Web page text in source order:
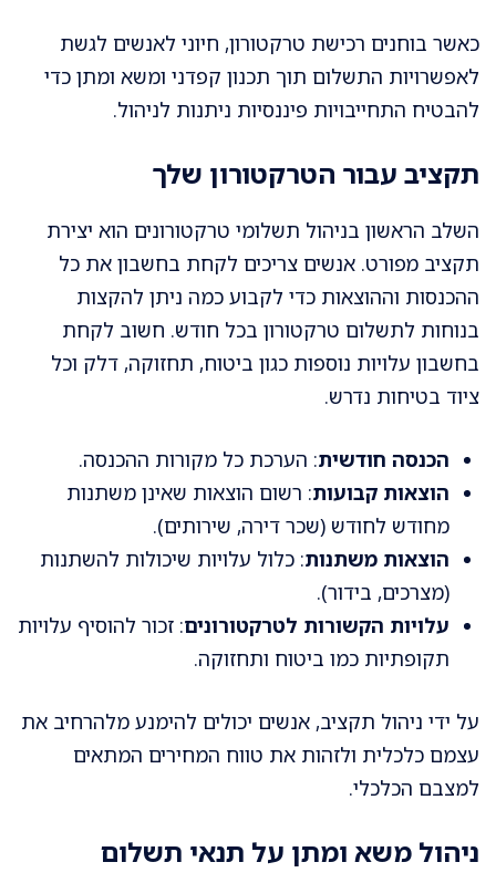
כאשר בוחנים רכישת טרקטורון, חיוני לאנשים לגשת
לאפשרויות התשלום תוך תכנון קפדני ומשא ומתן כדי
להבטיח התחייבויות פיננסיות ניתנות לניהול.
תקציב עבור הטרקטורון שלך
השלב הראשון בניהול תשלומי טרקטורונים הוא יצירת
תקציב מפורט. אנשים צריכים לקחת בחשבון את כל
ההכנסות וההוצאות כדי לקבוע כמה ניתן להקצות
בנוחות לתשלום טרקטורון בכל חודש. חשוב לקחת
בחשבון עלויות נוספות כגון ביטוח, תחזוקה, דלק וכל
ציוד בטיחות נדרש.
הכנסה חודשית: הערכת כל מקורות ההכנסה.
הוצאות קבועות: רשום הוצאות שאינן משתנות
מחודש לחודש (שכר דירה, שירותים).
הוצאות משתנות: כלול עלויות שיכולות להשתנות
(מצרכים, בידור).
עלויות הקשורות לטרקטורונים: זכור להוסיף עלויות
תקופתיות כמו ביטוח ותחזוקה.
על ידי ניהול תקציב, אנשים יכולים להימנע מלהרחיב את
עצמם כלכלית ולזהות את טווח המחירים המתאים
למצבם הכלכלי.
ניהול משא ומתן על תנאי תשלום